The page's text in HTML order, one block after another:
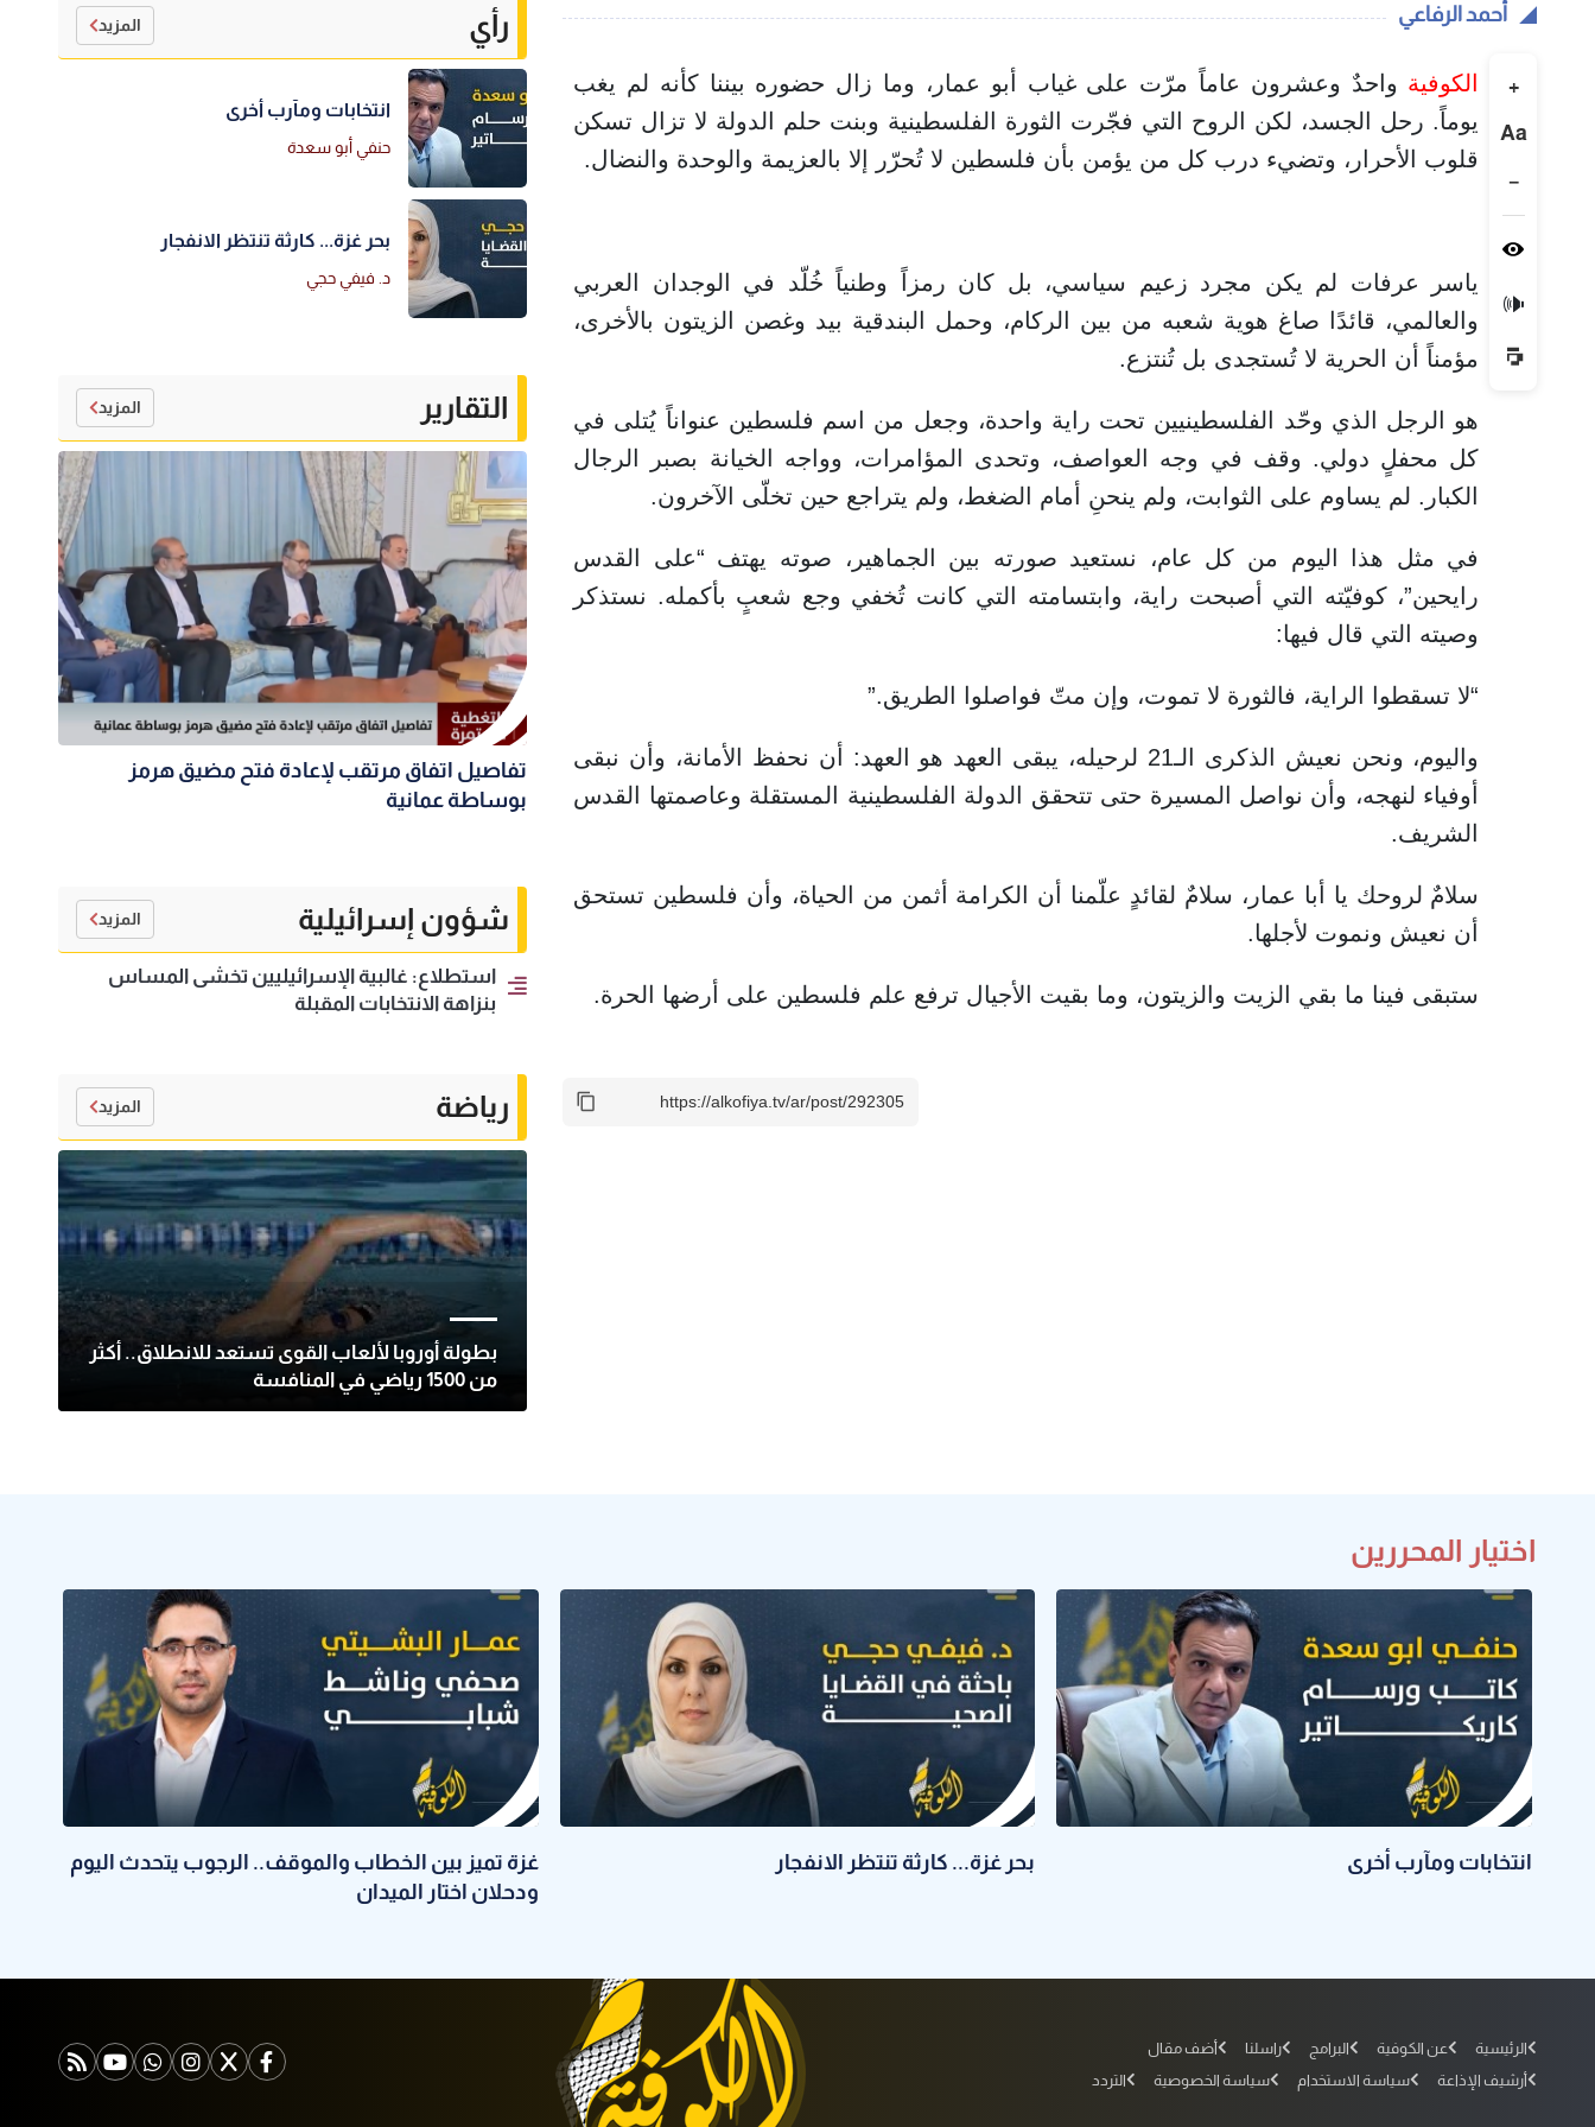
أحمد الرفاعي
+
Aa
−
🔊
الكوفية واحدٌ وعشرون عاماً مرّت على غياب أبو عمار، وما زال حضوره بيننا كأنه لم يغب
يوماً. رحل الجسد، لكن الروح التي فجّرت الثورة الفلسطينية وبنت حلم الدولة لا تزال تسكن
قلوب الأحرار، وتضيء درب كل من يؤمن بأن فلسطين لا تُحرّر إلا بالعزيمة والوحدة والنضال.
ياسر عرفات لم يكن مجرد زعيم سياسي، بل كان رمزاً وطنياً خُلّد في الوجدان العربي
والعالمي، قائدًا صاغ هوية شعبه من بين الركام، وحمل البندقية بيد وغصن الزيتون بالأخرى،
مؤمناً أن الحرية لا تُستجدى بل تُنتزع.
هو الرجل الذي وحّد الفلسطينيين تحت راية واحدة، وجعل من اسم فلسطين عنواناً يُتلى في
كل محفلٍ دولي. وقف في وجه العواصف، وتحدى المؤامرات، وواجه الخيانة بصبر الرجال
الكبار. لم يساوم على الثوابت، ولم ينحنِ أمام الضغط، ولم يتراجع حين تخلّى الآخرون.
في مثل هذا اليوم من كل عام، نستعيد صورته بين الجماهير، صوته يهتف “على القدس
رايحين”، كوفيّته التي أصبحت راية، وابتسامته التي كانت تُخفي وجع شعبٍ بأكمله. نستذكر
وصيته التي قال فيها:
“لا تسقطوا الراية، فالثورة لا تموت، وإن متّ فواصلوا الطريق.”
واليوم، ونحن نعيش الذكرى الـ21 لرحيله، يبقى العهد هو العهد: أن نحفظ الأمانة، وأن نبقى
أوفياء لنهجه، وأن نواصل المسيرة حتى تتحقق الدولة الفلسطينية المستقلة وعاصمتها القدس
الشريف.
سلامٌ لروحك يا أبا عمار، سلامٌ لقائدٍ علّمنا أن الكرامة أثمن من الحياة، وأن فلسطين تستحق
أن نعيش ونموت لأجلها.
ستبقى فينا ما بقي الزيت والزيتون، وما بقيت الأجيال ترفع علم فلسطين على أرضها الحرة.
رأي المزيد
انتخابات ومآرب أخرى
حنفي أبو سعدة
بحر غزة... كارثة تنتظر الانفجار
د. فيفي حجي
التقارير المزيد
تفاصيل اتفاق مرتقب لإعادة فتح مضيق هرمز
بوساطة عمانية
شؤون إسرائيلية المزيد
استطلاع: غالبية الإسرائيليين تخشى المساس
بنزاهة الانتخابات المقبلة
رياضة المزيد
بطولة أوروبا لألعاب القوى تستعد للانطلاق.. أكثر
من 1500 رياضي في المنافسة
اختيار المحررين
انتخابات ومآرب أخرى بحر غزة... كارثة تنتظر الانفجار
غزة تميز بين الخطاب والموقف.. الرجوب يتحدث اليوم
ودحلان اختار الميدان
الرئيسية عن الكوفية البرامج راسلنا
أضف مقال
أرشيف الإذاعة
سياسة الاستخدام سياسة الخصوصية التردد